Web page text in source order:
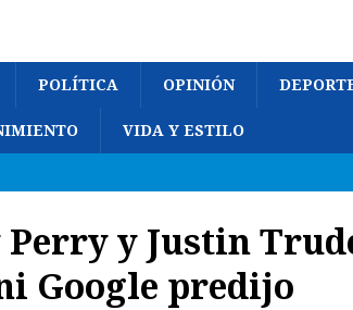
POLÍTICA OPINIÓN
VIDA Y ESTILO
y Justin
Google predijo